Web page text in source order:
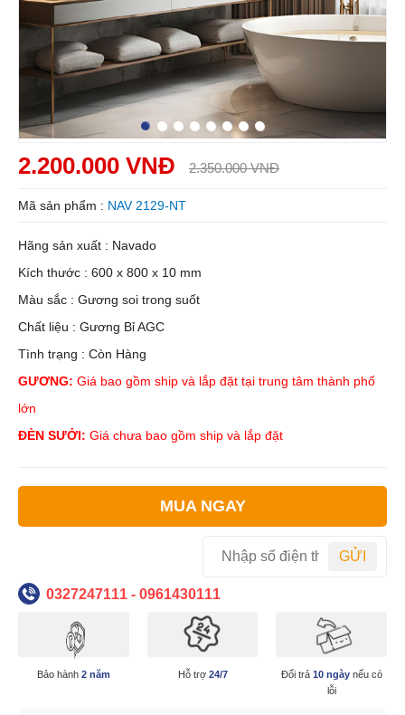
2.200.000 VNĐ 2.350.000 VNĐ
Mã sản phẩm : NAV 2129-NT
Hãng sản xuất : Navado
Kích thước : 600 x 800 x 10 mm
Màu sắc : Gương soi trong suốt
Chất liệu : Gương Bỉ AGC
Tình trạng : Còn Hàng
GƯƠNG: Giá bao gồm ship và lắp đặt tại trung tâm thành phố
lớn
ĐÈN SƯỞI: Giá chưa bao gồm ship và lắp đặt
MUA NGAY
GỬI
0327247111 - 0961430111
Bảo hành 2 năm Hỗ trợ 24/7 Đổi trả 10 ngàynếu có
lỗi